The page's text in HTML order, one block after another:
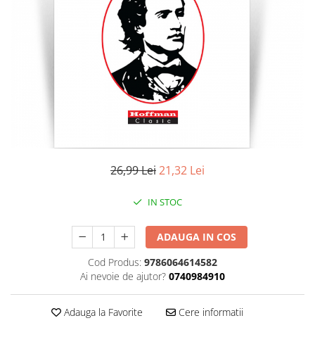
Publicistica / Reportaje / Interviuri
Sociologie si filozofie
26,99 Lei21,32 Lei
IN STOC
ADAUGA IN COS
Cod Produs: 9786064614582
Ai nevoie de ajutor? 0740984910
Adauga la Favorite Cere informatii